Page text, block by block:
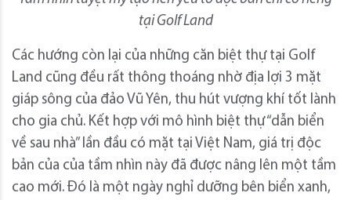
tại Golf Land
Các hướng còn lại của những căn biệt thự tại Golf
Land cũng đều rất thông thoáng nhờ địa lợi 3 mặt
giáp sông của đảo Vũ Yên, thu hút vượng khí tốt lành
cho gia chủ. Kết hợp với mô hình biệt thự “dẫn biển
về sau nhà” lần đầu có mặt tại Việt Nam, giá trị độc
bản của của tầm nhìn này đã được nâng lên một tầm
cao mới. Đó là một ngày nghỉ dưỡng bên biển xanh,